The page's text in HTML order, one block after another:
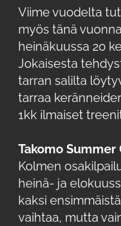
Viime vuodelta
myös tänä
heinäkuussa 20
Jokaisesta
tarran salilta
tarraa
1kk ilmaiset
Takomo Summer
Kolmen
heinä- ja
kaksi
vaihtaa, mutta